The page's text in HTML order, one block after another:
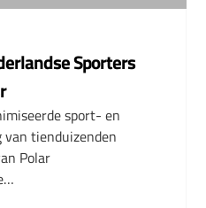
Sporters
sport- en
van tienduizenden
Polar